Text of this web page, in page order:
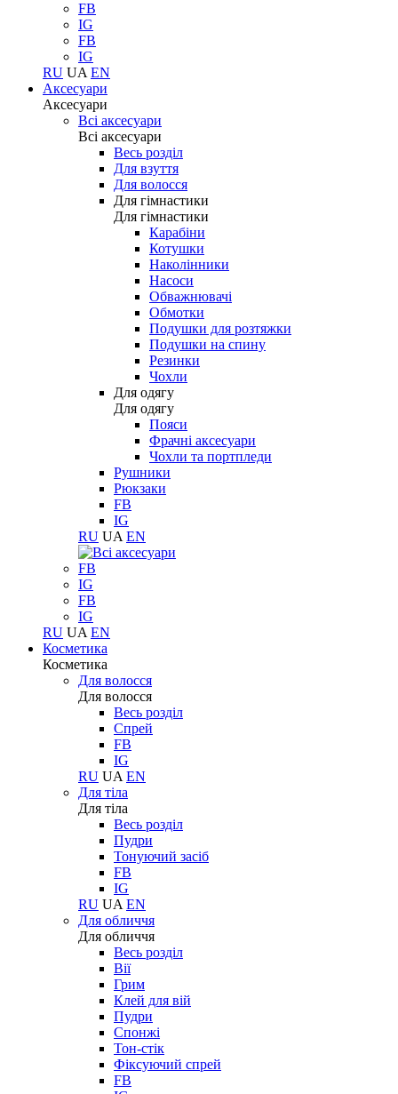
FB
IG
FB
IG
RU UA EN
Аксесуари
Аксесуари
Всі аксесуари
Всі аксесуари
Весь розділ
Для взуття
Для волосся
Для гімнастики
Для гімнастики
Карабіни
Котушки
Наколінники
Насоси
Обважнювачі
Обмотки
Подушки для розтяжки
Подушки на спину
Резинки
Чохли
Для одягу
Для одягу
Пояси
Фрачні аксесуари
Чохли та портпледи
Рушники
Рюкзаки
FB
IG
RU UA EN
FB
IG
FB
IG
RU UA EN
Косметика
Косметика
Для волосся
Для волосся
Весь розділ
Спрей
FB
IG
RU UA EN
Для тіла
Для тіла
Весь розділ
Пудри
Тонуючий засіб
FB
IG
RU UA EN
Для обличчя
Для обличчя
Весь розділ
Вії
Грим
Клей для вій
Пудри
Спонжі
Тон-стік
Фіксуючий спрей
FB